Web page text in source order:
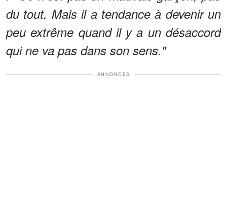
du tout. Mais il a tendance à devenir un
peu extrême quand il y a un désaccord
qui ne va pas dans son sens."
ANNONCES